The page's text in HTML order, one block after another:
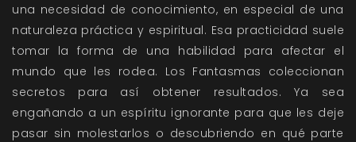
una necesidad de conocimiento, en especial de una
naturaleza práctica y espiritual. Esa practicidad suele
tomar la forma de una habilidad para afectar el
mundo que les rodea. Los Fantasmas coleccionan
secretos para así obtener resultados. Ya sea
engañando a un espíritu ignorante para que les deje
pasar sin molestarlos o descubriendo en qué parte